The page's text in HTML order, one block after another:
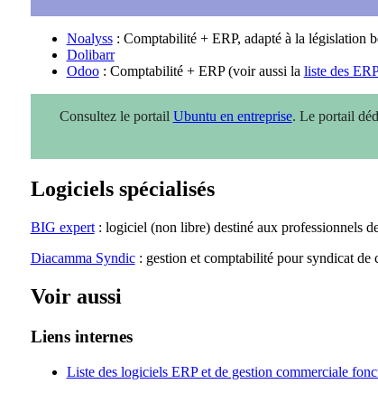
Noalyss: Comptabilité + ERP, adapté à la législation
Dolibarr
Odoo: Comptabilité + ERP (voir aussi la liste des
Consultez le portail Ubuntu en entreprise. Le portail
Logiciels spécialisés
BIG expert: logiciel (non libre) destiné aux professionnels
Diacamma Syndic: gestion et comptabilité pour syndicat de
Voir aussi
Liens internes
Liste des logiciels ERP et de gestion commerciale